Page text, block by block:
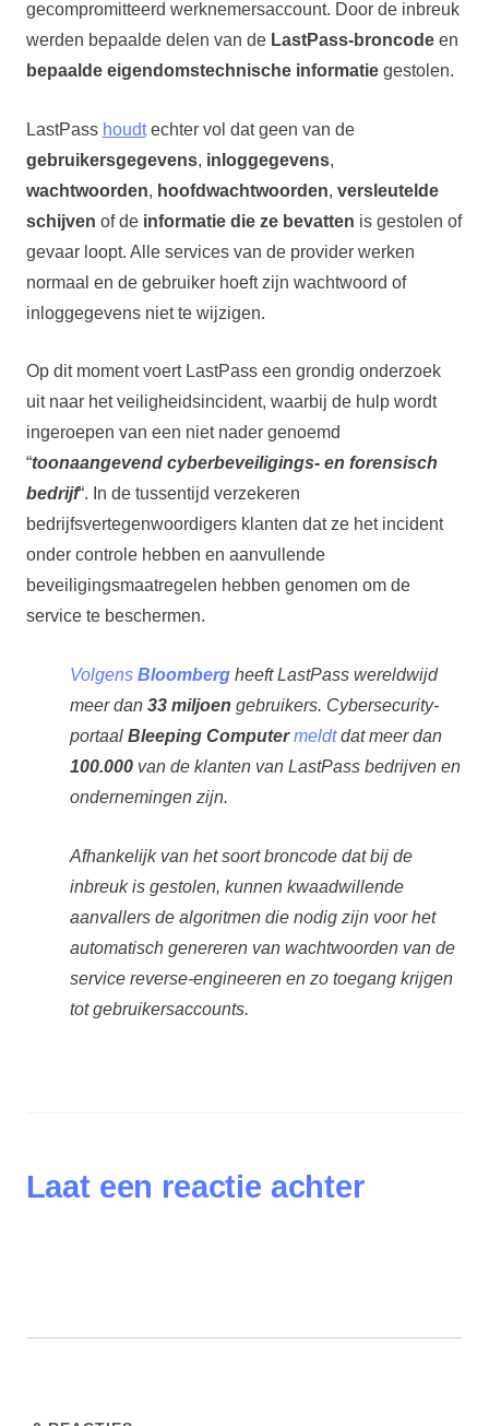
gecompromitteerd werknemersaccount. Door de inbreuk
werden bepaalde delen van de LastPass-broncodeen
bepaalde eigendomstechnische informatiegestolen.
LastPass houdtechter vol dat geen van de
gebruikersgegevens, inloggegevens,
wachtwoorden, hoofdwachtwoorden, versleutelde
schijven of de informatie die ze bevatten is gestolen of
gevaar loopt. Alle services van de provider werken
normaal en de gebruiker hoeft zijn wachtwoord of
inloggegevens niet te wijzigen.
Op dit moment voert LastPass een grondig onderzoek
uit naar het veiligheidsincident, waarbij de hulp wordt
ingeroepen van een niet nader genoemd
“toonaangevend cyberbeveiligings- en forensisch
bedrijf“. In de tussentijd verzekeren
bedrijfsvertegenwoordigers klanten dat ze het incident
onder controle hebben en aanvullende
beveiligingsmaatregelen hebben genomen om de
service te beschermen.
Volgens Bloombergheeft LastPass wereldwijd
meer dan 33 miljoen gebruikers. Cybersecurity-
portaal Bleeping Computer meldtdat meer dan
100.000van de klanten van LastPass bedrijven en
ondernemingen zijn.
Afhankelijk van het soort broncode dat bij de
inbreuk is gestolen, kunnen kwaadwillende
aanvallers de algoritmen die nodig zijn voor het
automatisch genereren van wachtwoorden van de
service reverse-engineeren en zo toegang krijgen
tot gebruikersaccounts.
Laat een reactie achter